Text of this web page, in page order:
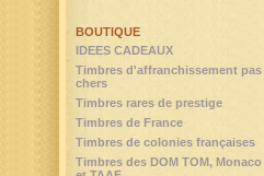
BOUTIQUE
IDEES CADEAUX
Timbres d'affranchissement pas
chers
Timbres rares de prestige
Timbres de France
Timbres de colonies françaises
Timbres des DOM TOM, Monaco